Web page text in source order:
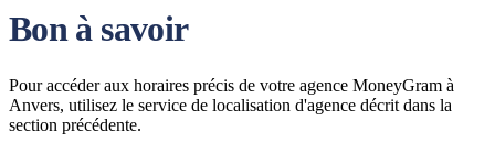
Bon à savoir
Pour accéder aux horaires précis de votre agence MoneyGram à
Anvers, utilisez le service de localisation d'agence décrit dans la
section précédente.